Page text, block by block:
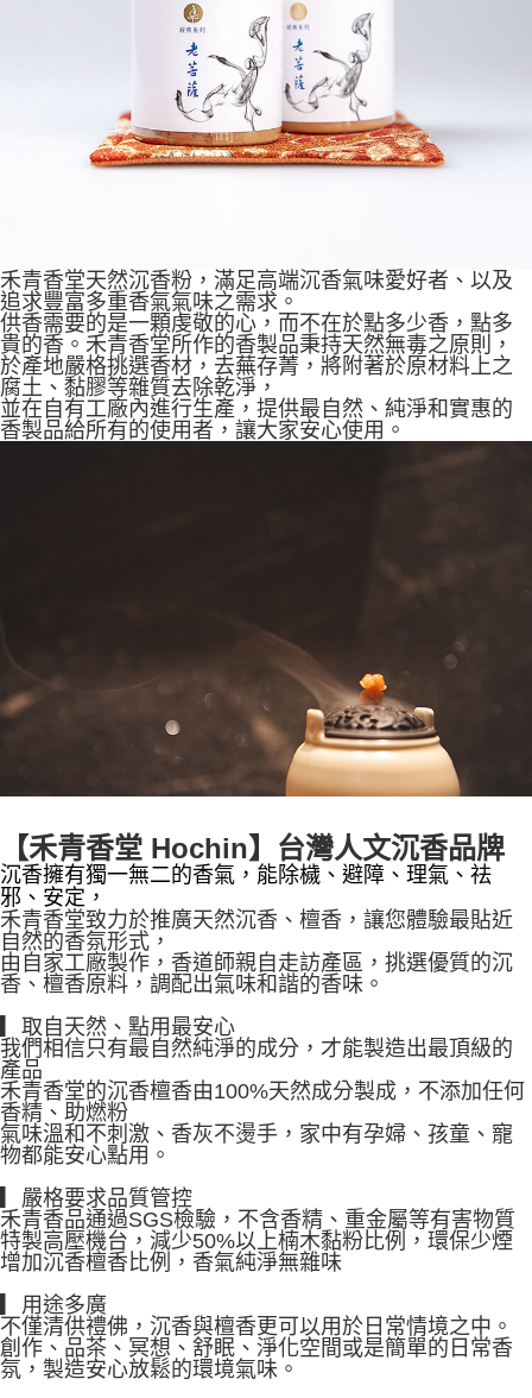
禾青香堂天然沉香粉，滿足高端沉香氣味愛好者、以及
追求豐富多重香氣氣味之需求。
供香需要的是一顆虔敬的心，而不在於點多少香，點多
貴的香。禾青香堂所作的香製品秉持天然無毒之原則，
於產地嚴格挑選香材，去蕪存菁，將附著於原材料上之
腐土、黏膠等雜質去除乾淨，
並在自有工廠內進行生產，提供最自然、純淨和實惠的
香製品給所有的使用者，讓大家安心使用。
【禾青香堂 Hochin】台灣人文沉香品牌
沉香擁有獨一無二的香氣，能除檅、避障、理氣、祛
邪、安定，
禾青香堂致力於推廣天然沉香、檀香，讓您體驗最貼近
自然的香氛形式，
由自家工廠製作，香道師親自走訪產區，挑選優質的沉
香、檀香原料，調配出氣味和諧的香味。
▎取自天然、點用最安心
我們相信只有最自然純淨的成分，才能製造出最頂級的
產品
禾青香堂的沉香檀香由100%天然成分製成，不添加任何
香精、助燃粉
氣味溫和不刺激、香灰不燙手，家中有孕婦、孩童、寵
物都能安心點用。
▎嚴格要求品質管控
禾青香品通過SGS檢驗，不含香精、重金屬等有害物質
特製高壓機台，減少50%以上楠木黏粉比例，環保少煙
增加沉香檀香比例，香氣純淨無雜味
▎用途多廣
不僅清供禮佛，沉香與檀香更可以用於日常情境之中。
創作、品茶、冥想、舒眠、淨化空間或是簡單的日常香
氛，製造安心放鬆的環境氣味。